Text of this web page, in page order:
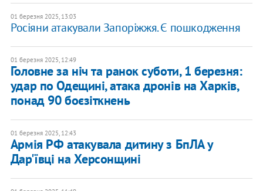
01 березня 2025, 13:03
Росіяни атакували Запоріжжя. Є пошкодження
01 березня 2025, 12:49
Головне за ніч та ранок суботи, 1 березня:
удар по Одещині, атака дронів на Харків,
понад 90 боєзіткнень
01 березня 2025, 12:43
Армія РФ атакувала дитину з БпЛА у
Дар'ївці на Херсонщині